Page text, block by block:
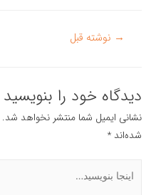
راهبری→ نوشته قبل
دیدگاه‌ خود را بنویسید
نشانی ایمیل شما منتشر نخواهد شد.
شده‌اند *
بنویسید…